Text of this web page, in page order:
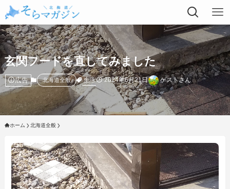
玄関フードを直してみました
広告 北海道全般 生活 2024年6月21日 ゲストさん
ホーム 北海道全般